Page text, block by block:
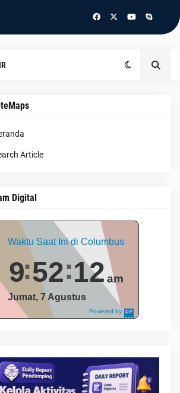
Article
Digital
Powered by
DaysPedia.c
Waktu Saat Ini di Columbus
9 52 13 am
Jumat, 7 Agustus